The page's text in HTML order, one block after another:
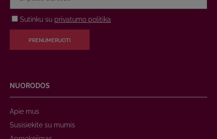
Sutinku su privatumo politika
PRENUMERUOTI
NUORODOS
Apie mus
Susisiekite su mumis